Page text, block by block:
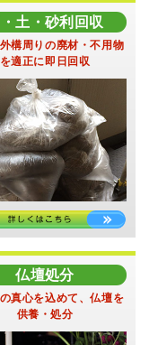
土・砂利回収
構周りの廃材・不用物
を適正に即日回収
仏壇処分
真心を込めて、仏壇を
供養・処分